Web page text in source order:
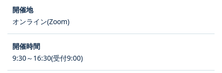
オンライン(Zoom)
9:30～16:30(受付9:00)